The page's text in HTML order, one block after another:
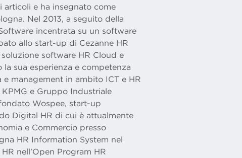
articoli e ha insegnato come
Nel 2013, a seguito della
incentrata su un software
allo start-up di Cezanne HR
software HR Cloud e
sua esperienza e competenza
management in ambito ICT e HR
e Gruppo Industriale
Wospee, start-up
Digital HR di cui è attualmente
e Commercio presso
HR Information System nel
nell’Open Program HR